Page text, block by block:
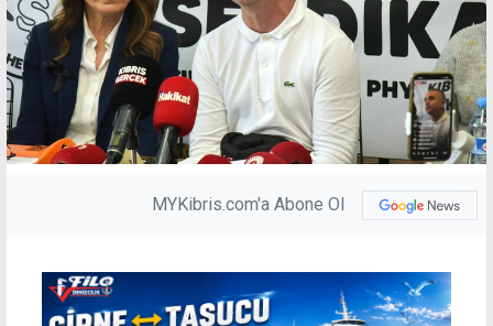
MYKibris.com'a Abone Ol